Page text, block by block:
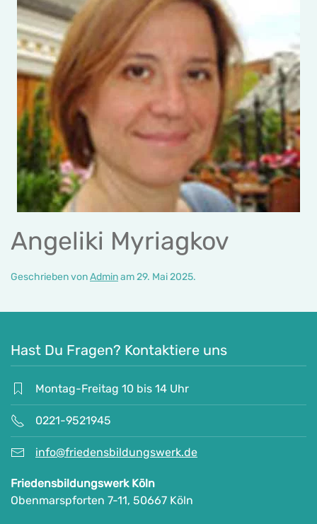
Angeliki Myriagkov
Geschrieben vonAdminam29. Mai 2025.
Hast Du Fragen? Kontaktiere uns
Montag-Freitag 10 bis 14 Uhr
0221-9521945
info@friedensbildungswerk.de
Friedensbildungswerk Köln
Obenmarspforten 7-11, 50667 Köln